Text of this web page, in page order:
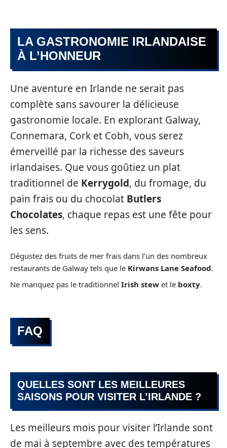
LA GASTRONOMIE IRLANDAISE
À L’HONNEUR
Une aventure en Irlande ne serait pas
complète sans savourer la délicieuse
gastronomie locale. En explorant Galway,
Connemara, Cork et Cobh, vous serez
émerveillé par la richesse des saveurs
irlandaises. Que vous goûtiez un plat
traditionnel de Kerrygold, du fromage, du
pain frais ou du chocolat Butlers
Chocolates, chaque repas est une fête pour
les sens.
Dégustez des fruits de mer frais dans l’un des nombreux
restaurants de Galway tels que le Kirwans Lane Seafood.
Ne manquez pas le traditionnel Irish stew et le boxty.
FAQ
QUELLES SONT LES MEILLEURES
SAISONS POUR VISITER L’IRLANDE ?
Les meilleurs mois pour visiter l’Irlande sont
de mai à septembre avec des températures